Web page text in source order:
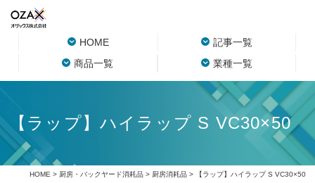
HOME
記事一覧
商品一覧
業種一覧
【ラップ】ハイラップ S VC30×50
HOME > 厨房・バックヤード消耗品> 厨房消耗品> 【ラップ】ハイラップ S VC30×50